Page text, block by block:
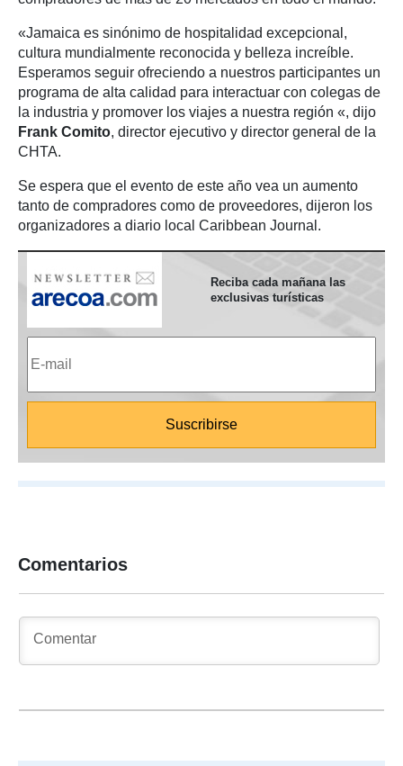
«Jamaica es sinónimo de hospitalidad excepcional,
cultura mundialmente reconocida y belleza increíble.
Esperamos seguir ofreciendo a nuestros participantes un
programa de alta calidad para interactuar con colegas de
la industria y promover los viajes a nuestra región «, dijo
Frank Comito, director ejecutivo y director general de la
CHTA.
Se espera que el evento de este año vea un aumento
tanto de compradores como de proveedores, dijeron los
organizadores a diario local Caribbean Journal.
Reciba cada mañana las
exclusivas turísticas
Comentarios